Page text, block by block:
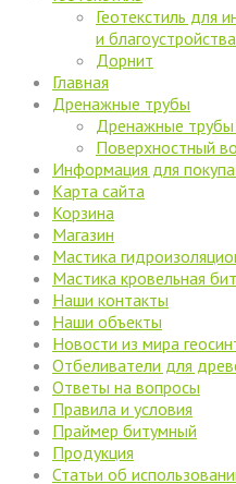
Геотекстиль для
и благоустройства
Дорнит
Главная
Дренажные трубы
Дренажные трубы
Поверхностный
Информация для
Карта сайта
Корзина
Магазин
Мастика
Мастика кровельная
Наши контакты
Наши объекты
Новости из мира
Отбеливатели для
Ответы на вопросы
Правила и условия
Праймер битумный
Продукция
Статьи об